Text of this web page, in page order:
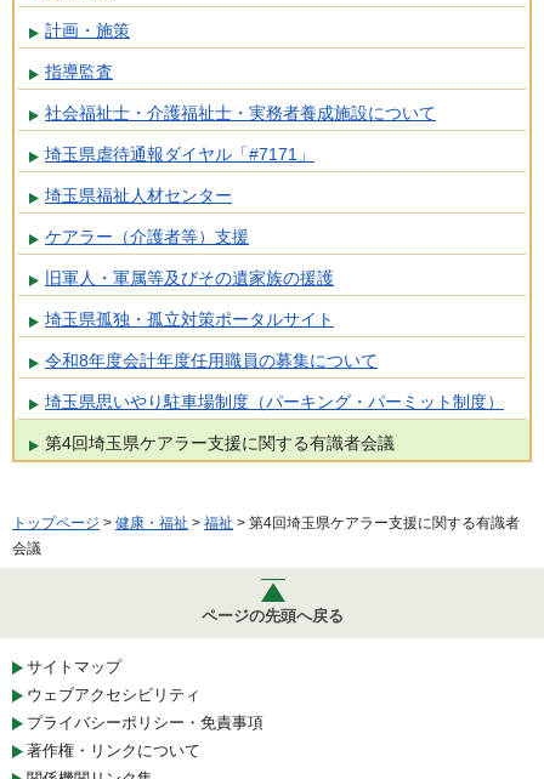
計画・施策
指導監査
社会福祉士・介護福祉士・実務者養成施設について
埼玉県虐待通報ダイヤル「#7171」
埼玉県福祉人材センター
ケアラー（介護者等）支援
旧軍人・軍属等及びその遺家族の援護
埼玉県孤独・孤立対策ポータルサイト
令和8年度会計年度任用職員の募集について
埼玉県思いやり駐車場制度（パーキング・パーミット制度）
第4回埼玉県ケアラー支援に関する有識者会議
トップページ > 健康・福祉 > 福祉 > 第4回埼玉県ケアラー支援に関する有識者
会議
ページの先頭へ戻る
サイトマップ
ウェブアクセシビリティ
プライバシーポリシー・免責事項
著作権・リンクについて